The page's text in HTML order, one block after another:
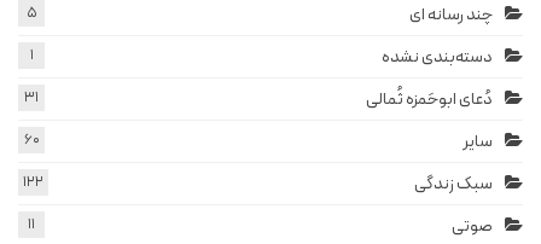
چند رسانه ای 5
دسته‌بندی نشده 1
دُعای ابوحَمزه ثُمالی 31
سایر 60
سبک زندگی 122
صوتی 11